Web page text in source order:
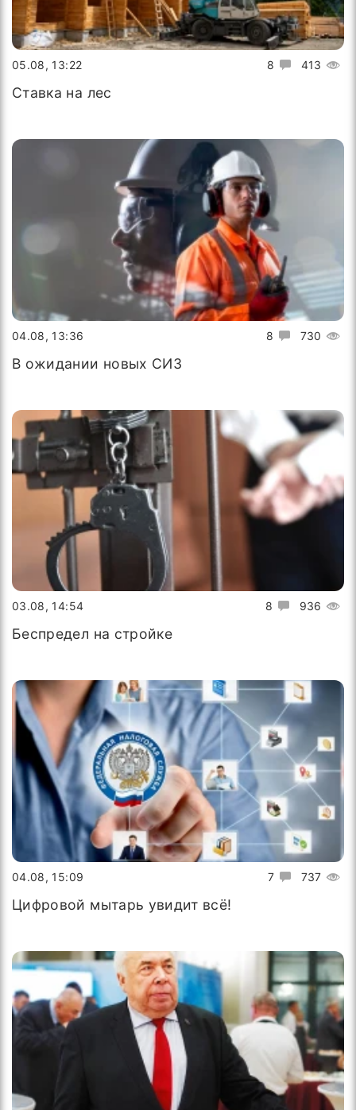
8 413
05.08, 13:22
Ставка на лес
8 730
04.08, 13:36
В ожидании новых СИЗ
8 936
03.08, 14:54
Беспредел на стройке
7 737
04.08, 15:09
Цифровой мытарь увидит всё!